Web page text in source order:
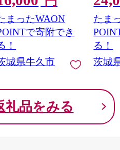
農いばらき JA メロ
めろん ふるさと納
フルーツ 予約 マス
メロン くだもの 果
国産旬 定番 旬 期間
定 青肉 果物
まったWAON
で寄附でき
！
城県牛久市
ュー
ク A5
牛
たま
る！
茨城
礼品をみる